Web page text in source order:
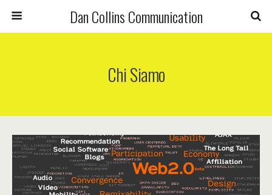
Dan Collins Communication
Chi Siamo